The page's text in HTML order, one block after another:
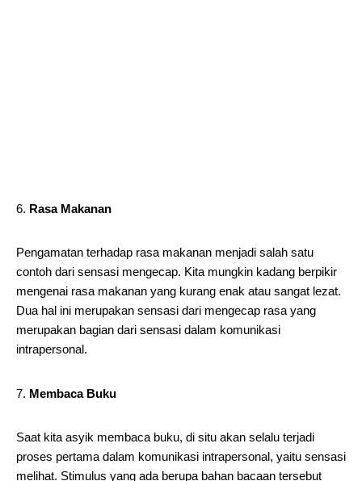
Rasa Makanan
Pengamatan terhadap rasa makanan menjadi salah satu
contoh dari sensasi mengecap. Kita mungkin kadang berpikir
mengenai rasa makanan yang kurang enak atau sangat lezat.
Dua hal ini merupakan sensasi dari mengecap rasa yang
merupakan bagian dari sensasi dalam komunikasi
intrapersonal.
Membaca Buku
Saat kita asyik membaca buku, di situ akan selalu terjadi
proses pertama dalam komunikasi intrapersonal, yaitu sensasi
melihat. Stimulus yang ada berupa bahan bacaan tersebut